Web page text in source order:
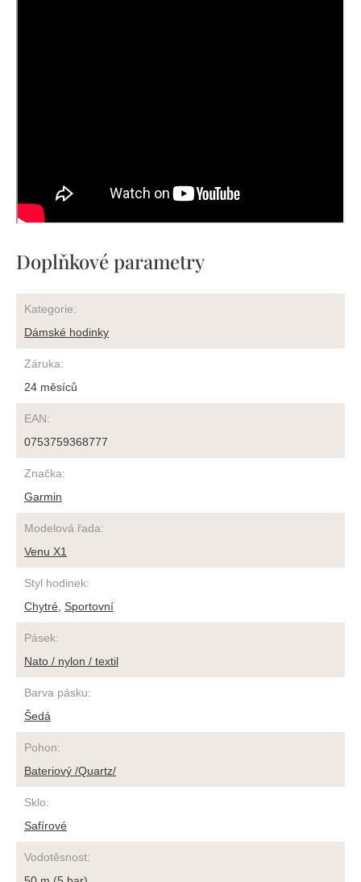
Doplňkové parametry
Kategorie:
Dámské hodinky
Záruka:
24 měsíců
EAN:
0753759368777
Značka:
Garmin
Modelová řada:
Venu X1
Styl hodinek:
Chytré Sportovní
Pásek:
Nato / nylon / textil
Barva pásku:
Šedá
Pohon:
Bateriový /Quartz/
Sklo:
Safírové
Vodotěsnost: